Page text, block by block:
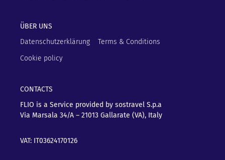
ÜBER UNS
Datenschutzerklärung
Terms & Conditions
Cookie policy
CONTACTS
FLIO is a Service provided by sostravel S.p.a
Via Marsala 34/A – 21013 Gallarate (VA), Italy
VAT: IT03624170126